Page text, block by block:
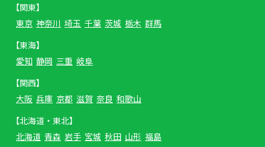
【関東】
東京 神奈川 埼玉 千葉 茨城 栃木 群馬
【東海】
愛知 静岡 三重 岐阜
【関西】
大阪 兵庫 京都 滋賀 奈良 和歌山
【北海道・東北】
北海道 青森 岩手 宮城 秋田 山形 福島